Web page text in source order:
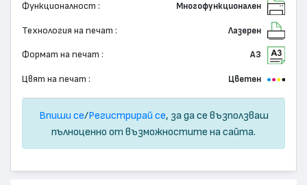
Функционалност : Многофункционален
Технология на печат : Лазерен
Формат на печат : А3
Цвят на печат : Цветен
Впиши се/Регистрирай се, за да се възползваш
пълноценно от възможностите на сайта.